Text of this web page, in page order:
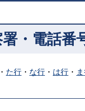
・電話番
・ た行 ・ な行 ・ は行 ・